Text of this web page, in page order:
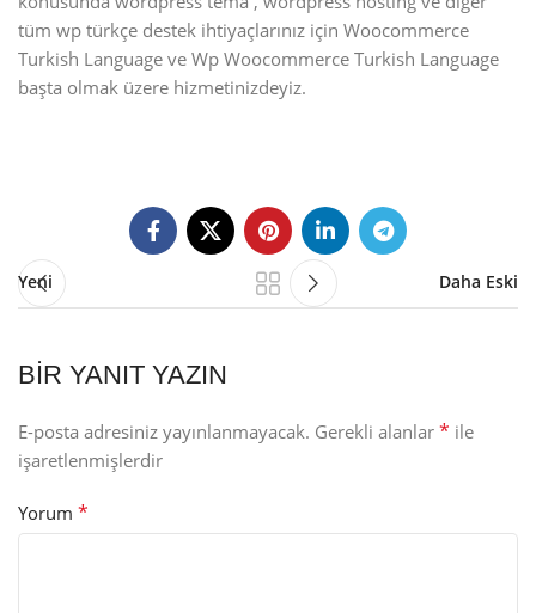
tüm wp türkçe destek ihtiyaçlarınız için Woocommerce
Turkish Language ve Wp Woocommerce Turkish Language
başta olmak üzere hizmetinizdeyiz.
Yeni Daha Eski
BIR YANIT YAZIN
E-posta adresiniz yayınlanmayacak. Gerekli alanlar * ile
işaretlenmişlerdir
Yorum *